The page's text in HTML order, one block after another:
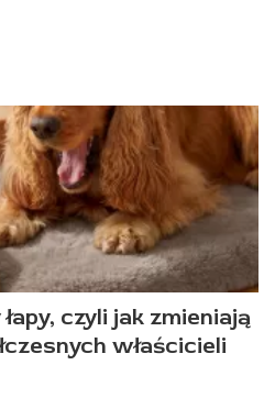
czyli jak zmieniają
właścicieli